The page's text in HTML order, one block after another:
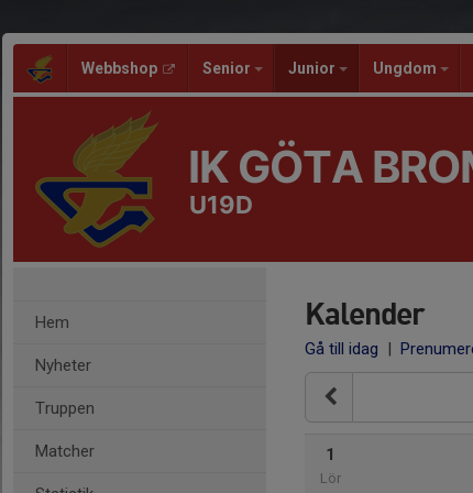
Webbshop Senior Junior Ungdom
IK GÖTA
U19D
Hem
Nyheter
Truppen
Matcher
Kalender
Gå till idag |
1
Lör